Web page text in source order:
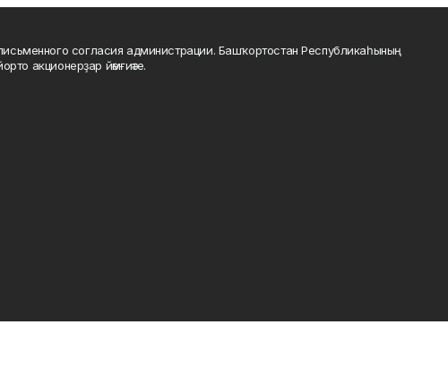
согласия администрации. Башҡортостан Республикаһының
акционерҙар йәмғиәте.